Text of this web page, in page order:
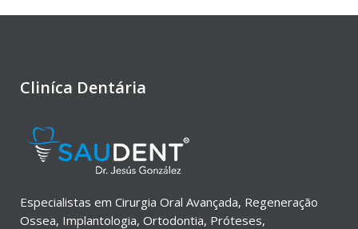
Cliníca Dentária
Especialistas em Cirurgia Oral Avançada, Regeneração
Ossea, Implantologia, Ortodontia, Próteses,